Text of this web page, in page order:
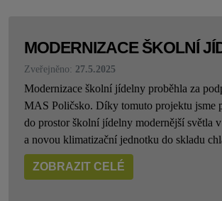
MODERNIZACE ŠKOLNÍ
Zveřejněno: 27.5.2025
Modernizace školní jídelny proběhla za
MAS Poličsko. Díky tomuto projektu jsme
do prostor školní jídelny modernější světla
a novou klimatizační jednotku do skladu
ZOBRAZIT CELÉ